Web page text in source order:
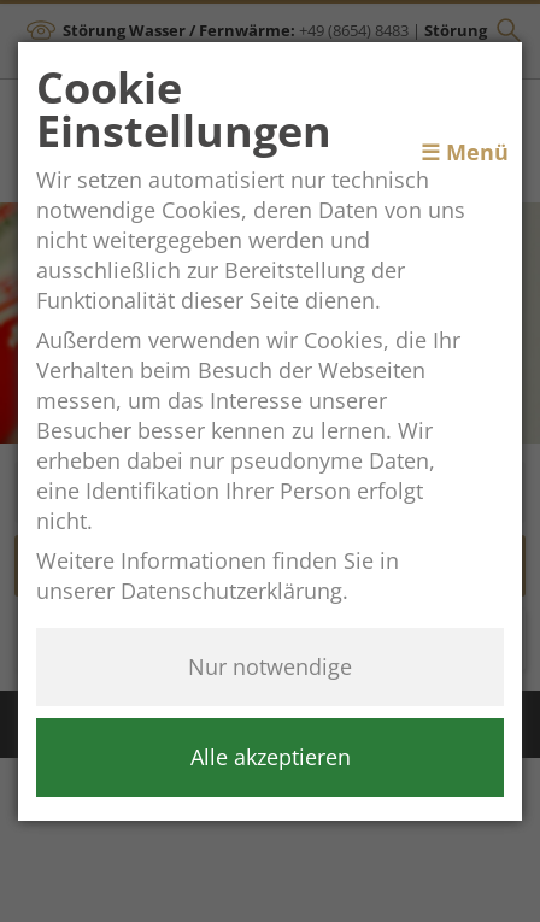
Störung Wasser / Fernwärme: +49 (8654) 8483 | Störung
Toggle
navigation
☰ Menü
Cookie
Einstellungen
Wir setzen automatisiert nur technisch
notwendige Cookies, deren Daten von uns
nicht weitergegeben werden und
ausschließlich zur Bereitstellung der
Funktionalität dieser Seite dienen.
Außerdem verwenden wir Cookies, die Ihr
Verhalten beim Besuch der Webseiten
messen, um das Interesse unserer
Besucher besser kennen zu lernen. Wir
erheben dabei nur pseudonyme Daten,
eine Identifikation Ihrer Person erfolgt
nicht.
Weitere Informationen finden Sie in
unserer Datenschutzerklärung.
Nur notwendige
Alle akzeptieren